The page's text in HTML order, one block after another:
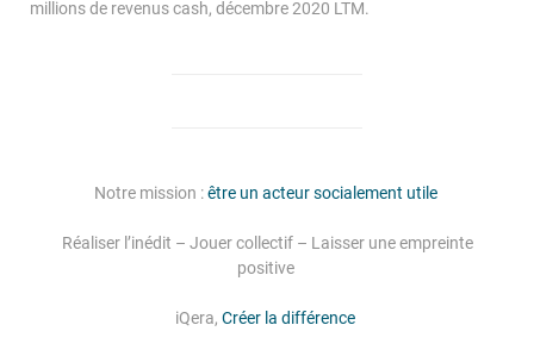
millions de revenus cash, décembre 2020 LTM.
Notre mission :être un acteur socialement utile
Réaliser l’inédit – Jouer collectif – Laisser une empreinte
positive
iQera, Créer la différence